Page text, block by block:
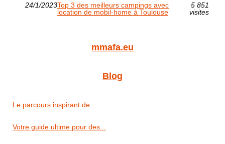
24/1/2023Top 3 des meilleurs campings avec
location de mobil-home à Toulouse
5 851
visites
mmafa.eu
Blog
Le parcours inspirant de...
Votre guide ultime pour des...